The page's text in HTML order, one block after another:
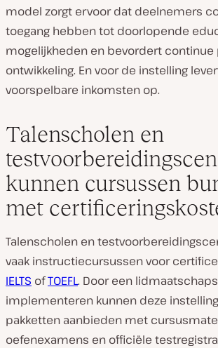
model zorgt ervoor dat deelnemers
toegang hebben tot doorlopende
mogelijkheden en bevordert continue
ontwikkeling. En voor de instelling
voorspelbare inkomsten op.
Talenscholen en
kunnen cursussen
met
Talenscholen en
vaak instructiecursussen voor
IELTS ofTOEFL. Door een
implementeren kunnen deze
pakketten aanbieden met
oefenexamens en officiële